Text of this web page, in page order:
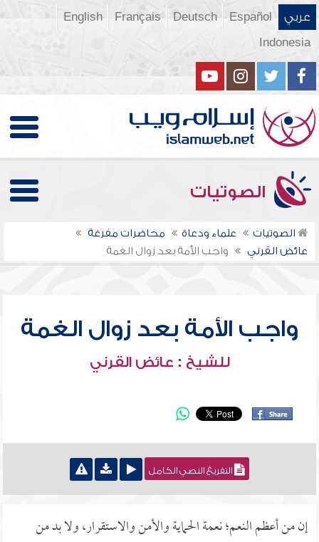
عربي Español
Deutsch
Français
English
Indonesia
الصوتيات
الصوتيات علماء ودعاة
محاضرات مفرغة
عائض القرني
واجب الأمة بعد زوال الغمة
واجب الأمة بعد زوال الغمة
للشيخ : عائض القرني
التفريغ النصي الكامل
إن من أعظم النعم؛ نعمة الحماية والأمن والاستقرار، ولا بد من